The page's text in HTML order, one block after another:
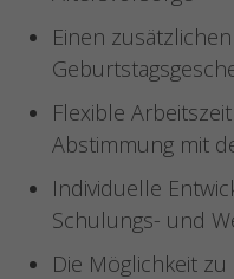
Einen
Flexible
Abstimmung mit
Individuelle
Schulungs- und
Die Möglichkeit